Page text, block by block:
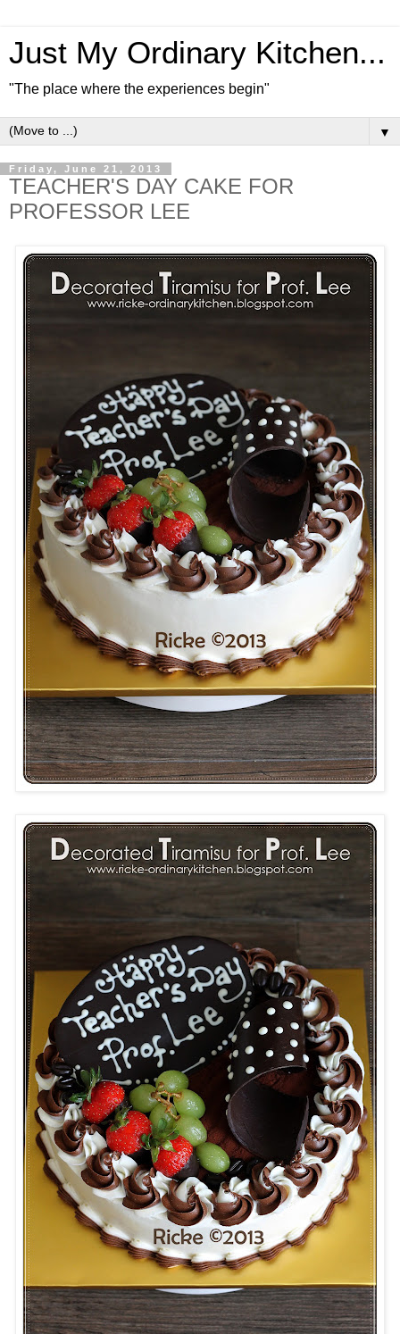
Just My Ordinary Kitchen...
"The place where the experiences begin"
▼
Friday, June 21, 2013
TEACHER'S DAY CAKE FOR
PROFESSOR LEE